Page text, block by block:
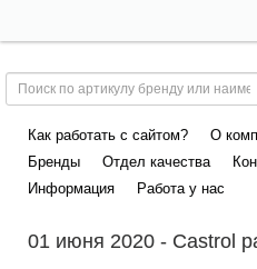
Как работать с сайтом?
О
Бренды
Отдел качества
Информация
Работа у нас
01 июня 2020 - Castrol